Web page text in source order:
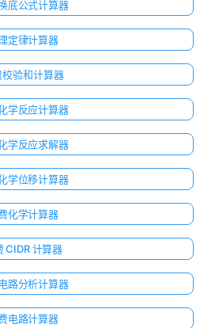
底公式计算器
定律计算器
校验和计算器
学反应计算器
学反应求解器
学位移计算器
化学计算器
CIDR 计算器
路分析计算器
电路计算器